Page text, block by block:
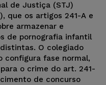
de Justiça (STJ)
que os artigos 241-A e
armazenar e
de pornografia infantil
O colegiado
configura fase normal,
o crime do art. 241-
de concurso